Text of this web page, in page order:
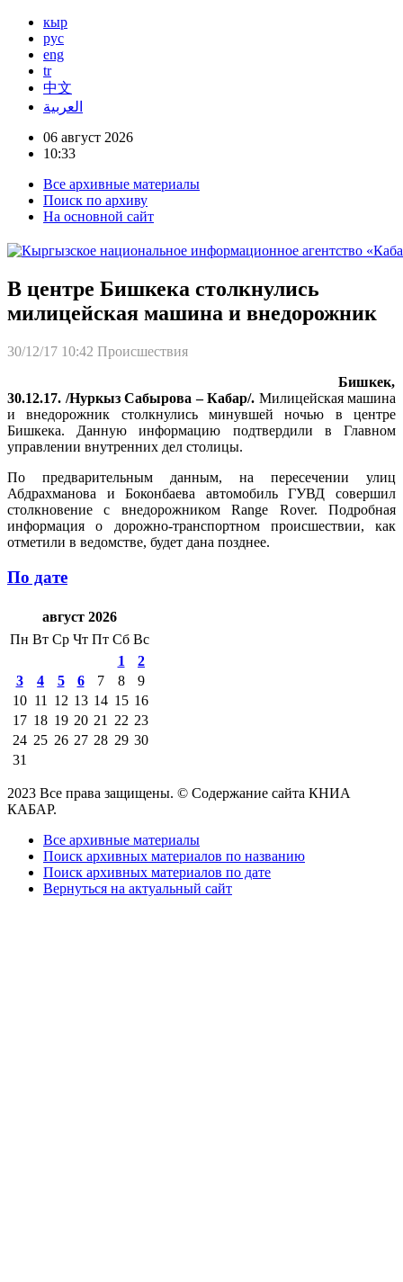
кыр
рус
eng
tr
中文
العربية
06 август 2026
10:33
Все архивные материалы
Поиск по архиву
На основной сайт
В центре Бишкека столкнулись
милицейская машина и внедорожник
30/12/17 10:42 Происшествия
Бишкек,
30.12.17. /Нуркыз Сабырова – Кабар/. Милицейская машина
и внедорожник столкнулись минувшей ночью в центре
Бишкека. Данную информацию подтвердили в Главном
управлении внутренних дел столицы.
По предварительным данным, на пересечении улиц
Абдрахманова и Боконбаева автомобиль ГУВД совершил
столкновение с внедорожником Range Rover. Подробная
информация о дорожно-транспортном происшествии, как
отметили в ведомстве, будет дана позднее.
По дате
август 2026
Пн Вт Ср Чт Пт Сб Вс
1
2
3
4 5 6 7 8
9
10 11 12 13 14 15 16
17 18 19 20 21 22 23
24 25 26 27 28 29 30
31
2023 Все права защищены. © Содержание сайта КНИА
КАБАР.
Все архивные материалы
Поиск архивных материалов по названию
Поиск архивных материалов по дате
Вернуться на актуальный сайт